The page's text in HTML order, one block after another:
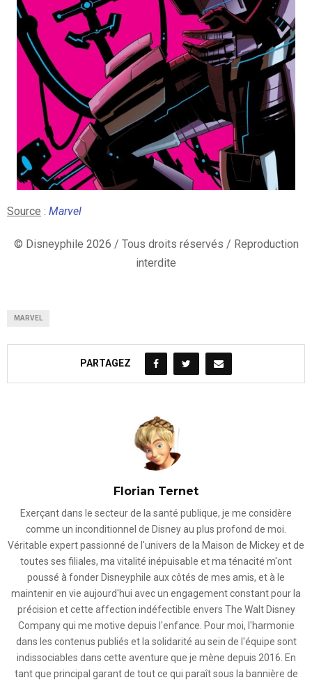
Source : Marvel
© Disneyphile 2026 / Tous droits réservés / Reproduction
interdite
MARVEL
PARTAGEZ
Florian Ternet
Exerçant dans le secteur de la santé publique, je me considère
comme un inconditionnel de Disney au plus profond de moi.
Véritable expert passionné de l'univers de la Maison de Mickey et de
toutes ses filiales, ma vitalité inépuisable et ma ténacité m'ont
poussé à fonder Disneyphile aux côtés de mes amis, et à le
maintenir en vie aujourd'hui avec un engagement constant pour la
précision et cette affection indéfectible envers The Walt Disney
Company qui me motive depuis l'enfance. Pour moi, l'harmonie
dans les contenus publiés et la solidarité au sein de l'équipe sont
indissociables dans cette aventure que je mène depuis 2016. En
tant que principal garant de tout ce qui paraît sous la bannière de